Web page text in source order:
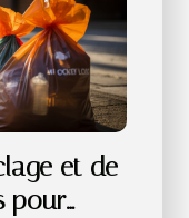
et de
pour